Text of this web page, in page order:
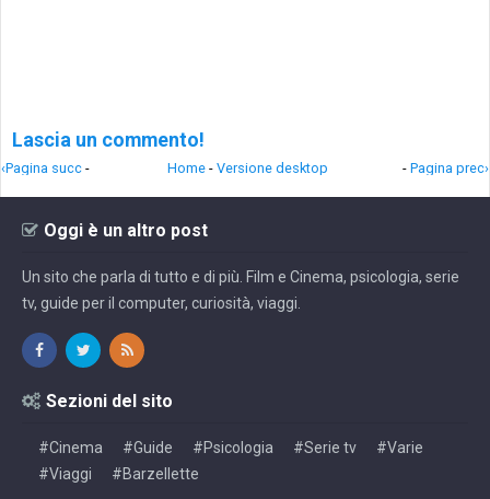
Lascia un commento!
‹Pagina succ - - Pagina prec›
Home - Versione desktop
Oggi è un altro post
Un sito che parla di tutto e di più. Film e Cinema, psicologia, serie
tv, guide per il computer, curiosità, viaggi.
Sezioni del sito
#Cinema #Guide #Psicologia #Serie tv
#Varie
#Viaggi
#Barzellette